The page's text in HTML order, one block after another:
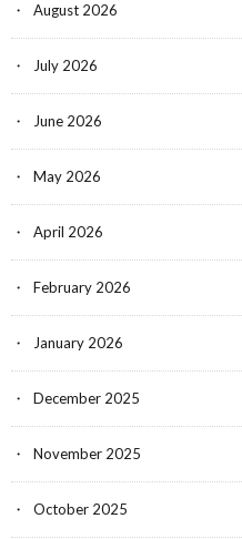
August 2026
July 2026
June 2026
May 2026
April 2026
February 2026
January 2026
December 2025
November 2025
October 2025